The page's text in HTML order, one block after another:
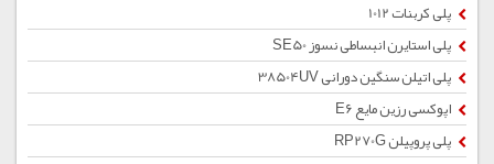
پلی کربنات 1012
پلی استایرن انبساطی نسوز SE50
پلی اتیلن سنگین دورانی 38504UV
اپوکسی رزین مایع E6
پلی پروپیلن RP270G